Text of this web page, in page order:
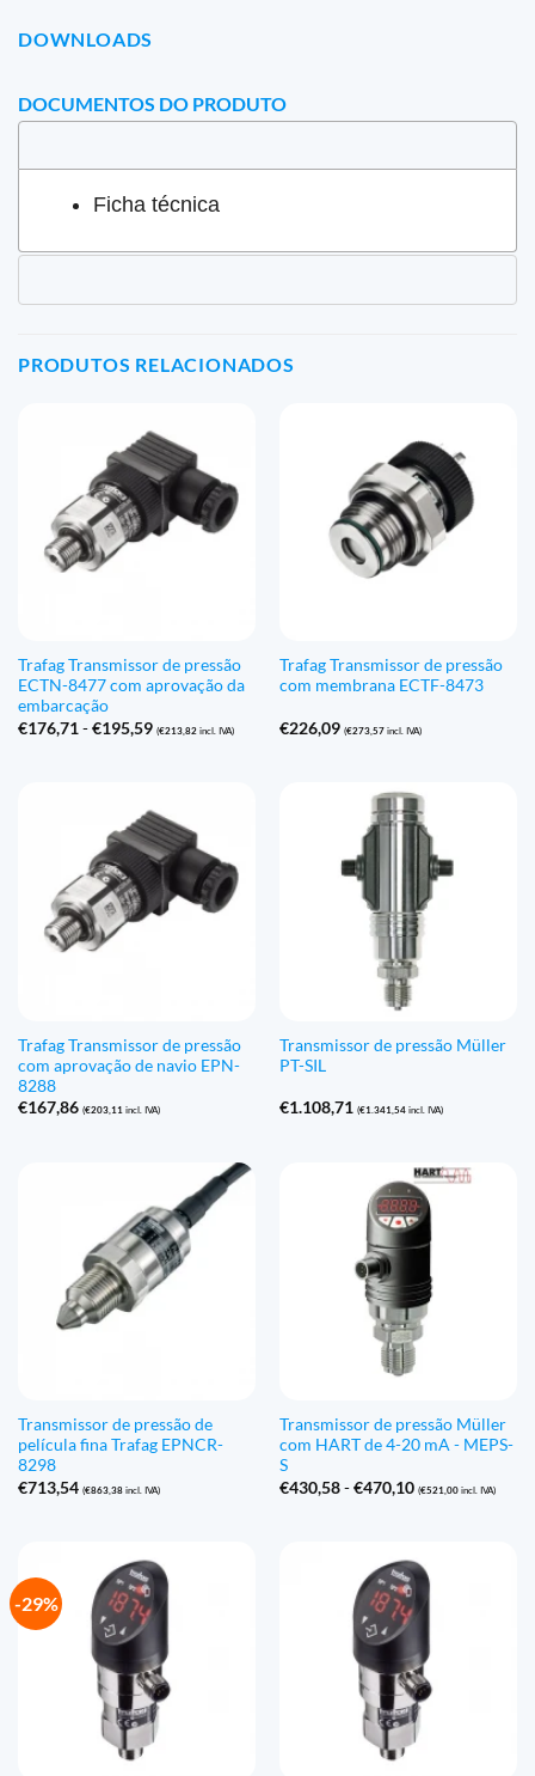
DOWNLOADS
DOCUMENTOS DO PRODUTO
Ficha técnica
PRODUTOS RELACIONADOS
Trafag Transmissor de pressão
ECTN-8477 com aprovação da
embarcação
€176,71 - €195,59Gama
de
(€213,82incl. IVA)
Trafag Transmissor de pressão
com membrana ECTF-8473
€226,09 (€273,57incl. IVA)
Trafag Transmissor de pressão
com aprovação de navio EPN-
8288
€167,86 (€203,11incl. IVA)
Transmissor de pressão Müller
PT-SIL
€1.108,71 (€1.341,54incl. IVA)
Transmissor de pressão de
película fina Trafag EPNCR-
8298
€713,54 (€863,38incl. IVA)
Transmissor de pressão Müller
com HART de 4-20 mA - MEPS-
S
€430,58 - €470,10Gama
€470,10
(€521,00incl. IVA)
-29%